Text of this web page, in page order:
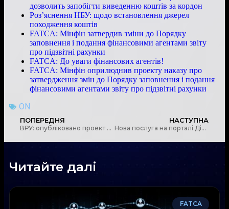
дозволить запобігти виведенню коштів за кордон
Роз’яснення НБУ: щодо встановлення джерел
походження коштів
FATCA: Мінфін затвердив зміни до Порядку
заповнення і подання фінансовими агентами звіту
про підзвітні рахунки
FATCA: До уваги фінансових агентів!
FATCA: Мінфін оприлюднив проекту наказу про
затвердження змін до Порядку заповнення і подання
фінансовими агентами звіту про підзвітні рахунки
ON
ПОПЕРЕДНЯ
ВРУ: опубліковано проект Закону про статус держави-терориста та держави-спонсора
НАСТУПНА
Нова послуга на порталі Дія: «Автоматична реєстрація ТОВ»
Читайте далі
FATCA